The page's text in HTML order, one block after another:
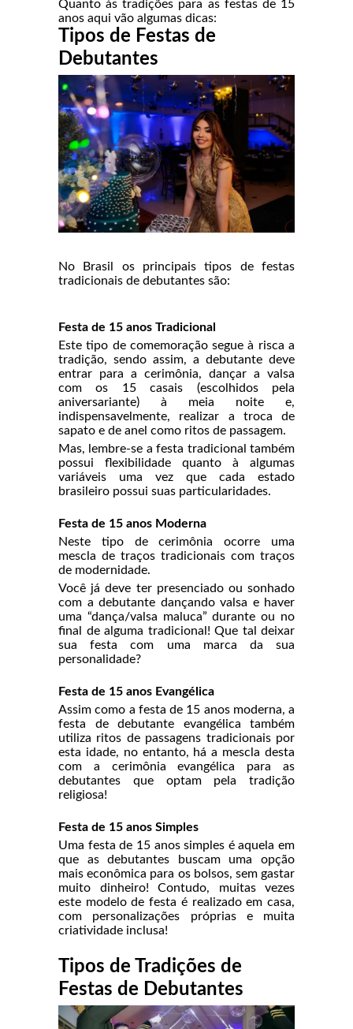
Quanto às tradições para as festas de 15
anos aqui vão algumas dicas:
Tipos de Festas de
Debutantes
No Brasil os principais tipos de festas
tradicionais de debutantes são:
Festa de 15 anos Tradicional
Este tipo de comemoração segue à risca a
tradição, sendo assim, a debutante deve
entrar para a cerimônia, dançar a valsa
com os 15 casais (escolhidos pela
aniversariante) à meia noite e,
indispensavelmente, realizar a troca de
sapato e de anel como ritos de passagem.
Mas, lembre-se a festa tradicional também
possui flexibilidade quanto à algumas
variáveis uma vez que cada estado
brasileiro possui suas particularidades.
Festa de 15 anos Moderna
Neste tipo de cerimônia ocorre uma
mescla de traços tradicionais com traços
de modernidade.
Você já deve ter presenciado ou sonhado
com a debutante dançando valsa e haver
uma “dança/valsa maluca” durante ou no
final de alguma tradicional! Que tal deixar
sua festa com uma marca da sua
personalidade?
Festa de 15 anos Evangélica
Assim como a festa de 15 anos moderna, a
festa de debutante evangélica também
utiliza ritos de passagens tradicionais por
esta idade, no entanto, há a mescla desta
com a cerimônia evangélica para as
debutantes que optam pela tradição
religiosa!
Festa de 15 anos Simples
Uma festa de 15 anos simples é aquela em
que as debutantes buscam uma opção
mais econômica para os bolsos, sem gastar
muito dinheiro! Contudo, muitas vezes
este modelo de festa é realizado em casa,
com personalizações próprias e muita
criatividade inclusa!
Tipos de Tradições de
Festas de Debutantes